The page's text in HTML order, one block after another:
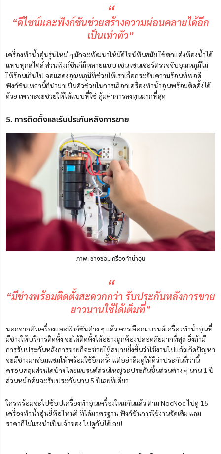
“
“ดีไซน์และฟังก์ชันช่วยสร้างความผ่อนคลายได้อีก
เป็นเท่าตัว”
เครื่องทำน้ำอุ่นรุ่นใหม่ ๆ มักจะพัฒนาให้มีดีไซน์ทันสมัย ใช้ตกแต่งห้องน้ำได้
แทบทุกสไตล์ ส่วนฟังก์ชันก็มีหลายแบบ เช่น เซนเซอร์ตรวจจับอุณหภูมิไม่
ให้ร้อนเกินไป จอแสดงอุณหภูมิที่ช่วยให้เราเลือกระดับความร้อนที่พอดี
ฟังก์ชันเหล่านี้ก็นำมาเป็นตัวช่วยในการเลือกเครื่องทำน้ำอุ่นพร้อมติดตั้งได้
ด้วย เพราะจะช่วยให้ได้แบบที่ใช่ คุ้มค่าการลงทุนมากที่สุด
5. การติดตั้งและรับประกันหลังการขาย
ภาพ: ช่างซ่อมเครื่องทำน้ำอุ่น
“
“มีช่างพร้อมติดตั้งสะดวกกว่า รับประกันหลังการขาย
ยาวนานใช้ได้เต็มที่”
นอกจากตัวเครื่องและฟังก์ชันต่าง ๆ แล้ว ควรเลือกแบรนด์เครื่องทำน้ำอุ่นที่
มีช่างให้บริการติดตั้ง จะได้ติดตั้งได้อย่างถูกต้องปลอดภัยมากที่สุด ยิ่งถ้ามี
การรับประกันหลังการขายก็จะช่วยให้สบายยิ่งขึ้นว่าใช้งานไปแล้วเกิดปัญหา
จะมีช่างมาซ่อมแซมให้พร้อมใช้อีกครั้ง แต่อย่าลืมดูให้ดีว่าประกันที่ว่านี้
ครอบคลุมส่วนใดบ้าง โดยแบรนด์ส่วนใหญ่จะประกันชิ้นส่วนต่าง ๆ นาน 1 ปี
ส่วนหม้อต้มจะรับประกันนาน 5 ปีเลยทีเดียว
ใครพร้อมจะไปช้อปเครื่องทำอุ่นเครื่องใหม่กันแล้ว ตาม NocNocไปดู 15
เครื่องทําน้ำอุ่นยี่ห้อไหนดี ที่ได้มาตรฐาน ฟังก์ชันการใช้งานจัดเต็ม แถม
ราคาก็ไม่แรงน่าเป็นเจ้าของ ไปดูกันได้เลย!